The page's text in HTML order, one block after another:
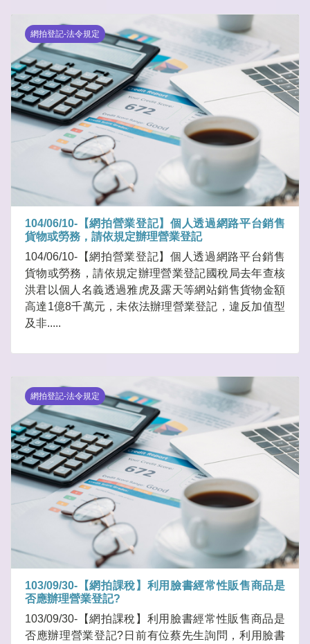
網拍登記-法令規定
104/06/10-【網拍營業登記】個人透過網路平台銷售
貨物或勞務，請依規定辦理營業登記
104/06/10-【網拍營業登記】個人透過網路平台銷售
貨物或勞務，請依規定辦理營業登記國稅局去年查核
洪君以個人名義透過雅虎及露天等網站銷售貨物金額
高達1億8千萬元，未依法辦理營業登記，違反加值型
及非.....
網拍登記-法令規定
103/09/30-【網拍課稅】利用臉書經常性販售商品是
否應辦理營業登記?
103/09/30-【網拍課稅】利用臉書經常性販售商品是
否應辦理營業登記?日前有位蔡先生詢問，利用臉書